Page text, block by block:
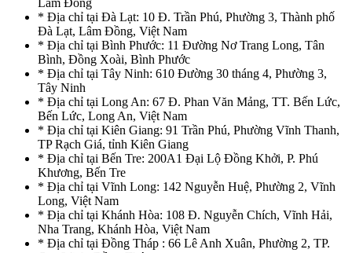
* Địa chỉ tại Đà Lạt: 10 Đ. Trần Phú, Phường 3, Thành phố
Đà Lạt, Lâm Đồng, Việt Nam
* Địa chỉ tại Bình Phước: 11 Đường Nơ Trang Long, Tân
Bình, Đồng Xoài, Bình Phước
* Địa chỉ tại Tây Ninh: 610 Đường 30 tháng 4, Phường 3,
Tây Ninh
* Địa chỉ tại Long An: 67 Đ. Phan Văn Mảng, TT. Bến Lức,
Bến Lức, Long An, Việt Nam
* Địa chỉ tại Kiên Giang: 91 Trần Phú, Phường Vĩnh Thanh,
TP Rạch Giá, tỉnh Kiên Giang
* Địa chỉ tại Bến Tre: 200A1 Đại Lộ Đồng Khởi, P. Phú
Khương, Bến Tre
* Địa chỉ tại Vĩnh Long: 142 Nguyễn Huệ, Phường 2, Vĩnh
Long, Việt Nam
* Địa chỉ tại Khánh Hòa: 108 Đ. Nguyễn Chích, Vĩnh Hải,
Nha Trang, Khánh Hòa, Việt Nam
* Địa chỉ tại Đồng Tháp : 66 Lê Anh Xuân, Phường 2, TP.